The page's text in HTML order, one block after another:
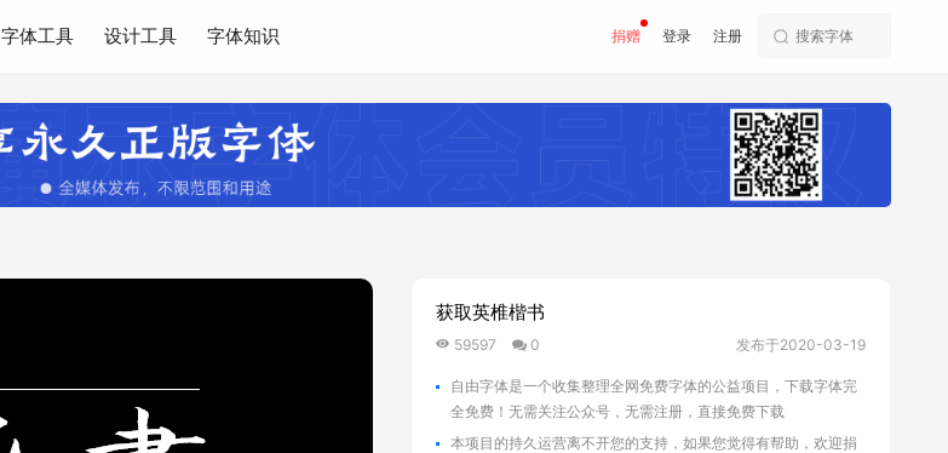
字体工具 设计工具 字体知识 捐赠 登录 注册
获取英椎楷书
59597 0 发布于2020-03-19
自由字体是一个收集整理全网免费字体的公益项目，下载字体完
全免费！无需关注公众号，无需注册，直接免费下载
本项目的持久运营离不开您的支持，如果您觉得有帮助，欢迎捐